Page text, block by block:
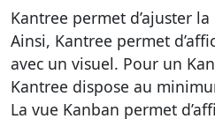
Kantree permet d’ajuster
Ainsi, Kantree permet
avec un visuel. Pour un
Kantree dispose au
La vue Kanban permet